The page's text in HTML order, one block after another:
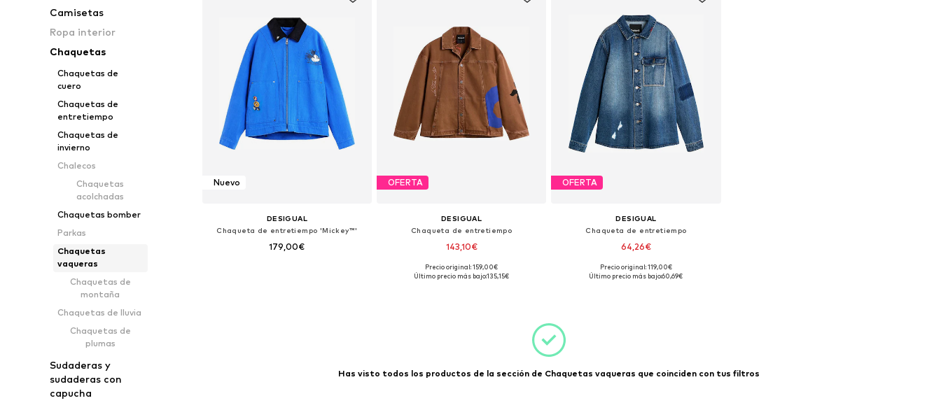
Camisetas
Ropa interior
Chaquetas
Chaquetas de
cuero
Chaquetas de
entretiempo
Chaquetas de
invierno
Chalecos
Chaquetas
acolchadas
Chaquetas bomber
Parkas
Chaquetas
vaqueras
Chaquetas de
montaña
Chaquetas de lluvia
Chaquetas de
plumas
Sudaderas y
sudaderas con
capucha
Nuevo
DESIGUAL
Chaqueta de entretiempo 'Mickey™'
179,00€
OFERTA
DESIGUAL
Chaqueta de entretiempo
143,10€
Tallas disponibles: S, M, L, XL
Precio original: 159,00€
Último precio más bajo:135,15€
OFERTA
DESIGUAL
Chaqueta de entretiempo
64,26€
Tallas disponibles: S, M, L, XL
Precio original: 119,00€
Último precio más bajo:60,69€
Has visto todos los productos de la sección de Chaquetas vaqueras que coinciden con tus filtros